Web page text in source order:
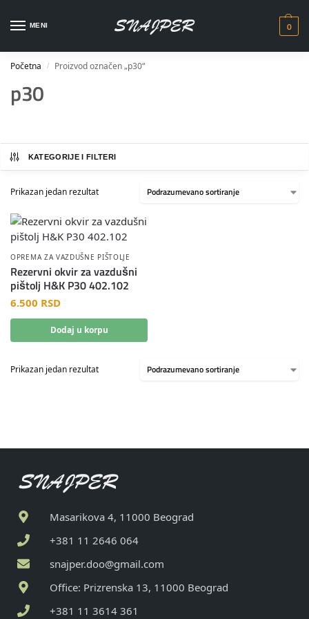
MENI 0
Početna / Proizvod označen „p30“
p30
KATEGORIJE I FILTERI
Prikazan jedan rezultat
OPREMA ZA VAZDUŠNE PIŠTOLJE
Rezervni okvir za vazdušni
pištolj H&K P30 402.102
6.500 RSD
Dodaj u korpu
Prikazan jedan rezultat
Masarikova 4, 11000 Beograd
+381 11 2646 064
snajper.doo@gmail.com
Office: Prizrenska 13, 11000 Beograd
+381 11 3614 361